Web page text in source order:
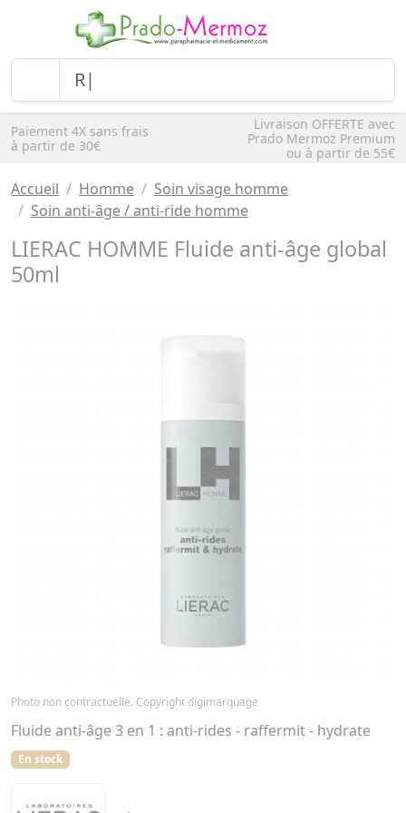
Paiement 4X sans frais
à partir de 30€
Livraison OFFERTE avec
Prado Mermoz Premium
ou à partir de 55€
Accueil Homme
Soin visage homme
Soin anti-âge / anti-ride homme
LIERAC HOMME Fluide anti-âge global
50ml
Photo non contractuelle. Copyright digimarquage
Fluide anti-âge 3 en 1 : anti-rides - raffermit - hydrate
En stock